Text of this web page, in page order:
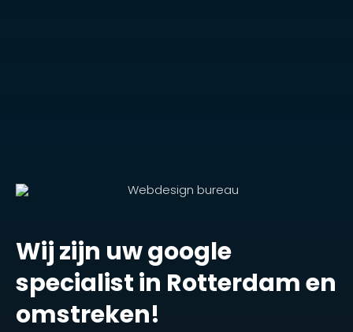
Wij zijn uw google
specialist in Rotterdam en
omstreken!